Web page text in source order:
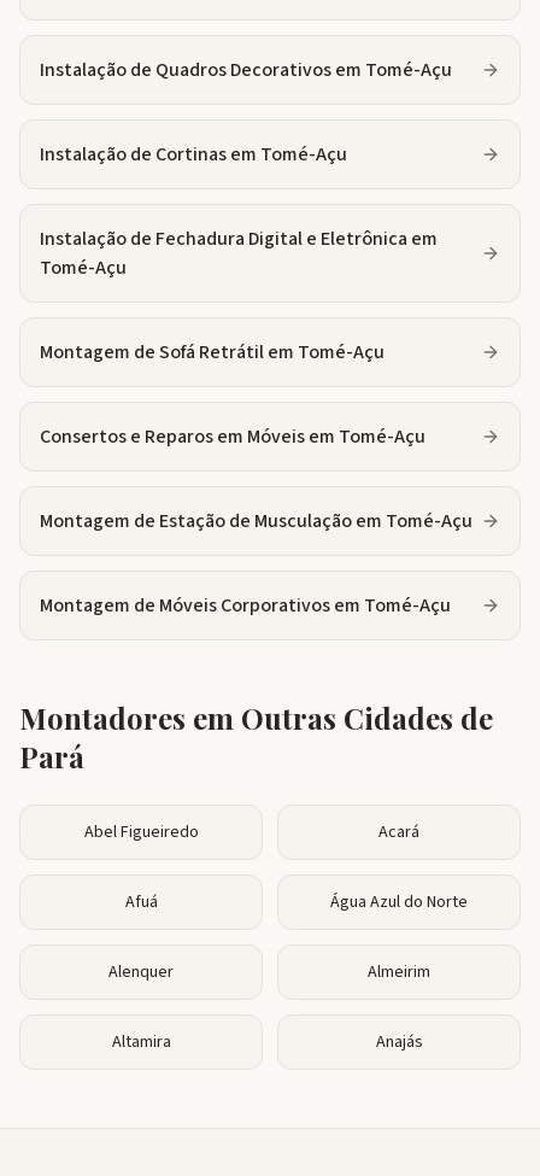
Instalação de Quadros Decorativosem Tomé-Açu
Instalação de Cortinasem Tomé-Açu
Instalação de Fechadura Digital e Eletrônica em
Tomé-Açu
Montagem de Sofá Retrátilem Tomé-Açu
Consertos e Reparos em Móveisem Tomé-Açu
Montagem de Estação de Musculaçãoem Tomé-Açu
Montagem de Móveis Corporativosem Tomé-Açu
Montadores em Outras Cidades de
Pará
Abel Figueiredo Acará
Afuá Água Azul do Norte
Alenquer Almeirim
Altamira Anajás